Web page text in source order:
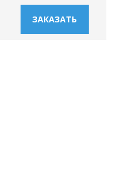
ЗАКАЗАТЬ